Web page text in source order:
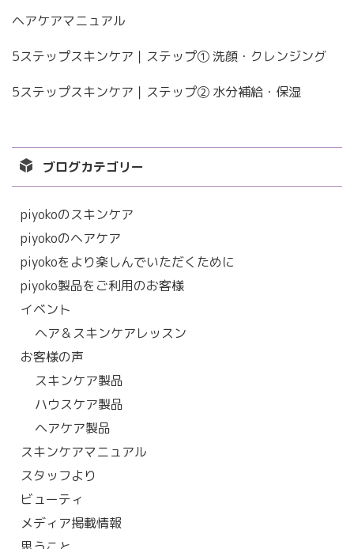
ヘアケアマニュアル
5ステップスキンケア｜ステップ① 洗顔・クレンジング
5ステップスキンケア｜ステップ② 水分補給・保湿
ブログカテゴリー
piyokoのスキンケア
piyokoのヘアケア
piyokoをより楽しんでいただくために
piyoko製品をご利用のお客様
イベント
ヘア＆スキンケアレッスン
お客様の声
スキンケア製品
ハウスケア製品
ヘアケア製品
スキンケアマニュアル
スタッフより
ビューティ
メディア掲載情報